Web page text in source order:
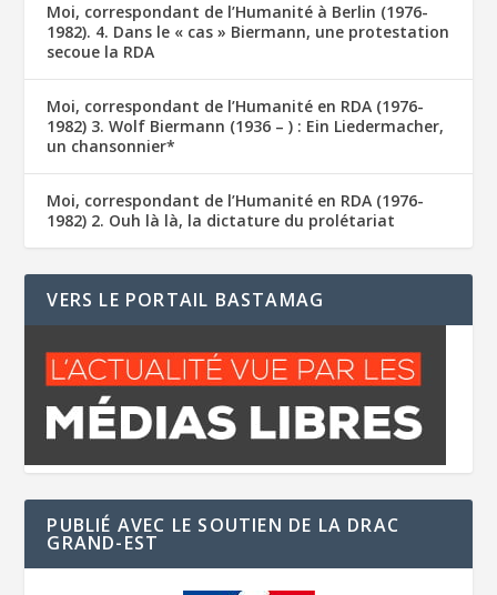
Moi, correspondant de l’Humanité à Berlin (1976-
1982). 4. Dans le « cas » Biermann, une protestation
secoue la RDA
Moi, correspondant de l’Humanité en RDA (1976-
1982) 3. Wolf Biermann (1936 – ) : Ein Liedermacher,
un chansonnier*
Moi, correspondant de l’Humanité en RDA (1976-
1982) 2. Ouh là là, la dictature du prolétariat
VERS LE PORTAIL BASTAMAG
PUBLIÉ AVEC LE SOUTIEN DE LA DRAC
GRAND-EST